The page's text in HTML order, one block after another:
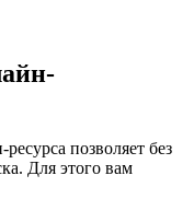
позволяет без
Для этого вам